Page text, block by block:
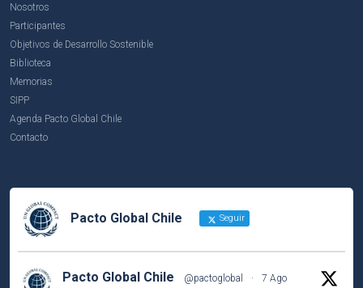
Nosotros
Participantes
Objetivos de Desarrollo Sostenible
Biblioteca
Memorias
SIPP
Agenda Pacto Global Chile
Contacto
Pacto Global Chile Seguir
Pacto Global Chile @pactoglobal · 7 Ago